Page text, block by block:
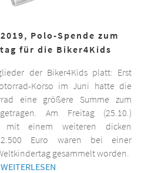
Polo-Spende zum
für die Biker4Kids
der Biker4Kids platt: Erst
Korso im Juni hatte die
eine größere Summe zum
Am Freitag (25.10.)
mit einem weiteren dicken
Euro waren bei einer
gesammelt worden.
WEITERLESEN